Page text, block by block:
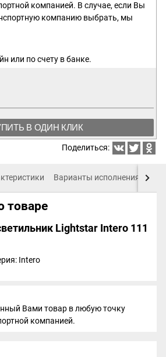
компанией. В случае, если Вы
компанию выбрать, мы
или по счету в банке.
В ОДИН КЛИК
Поделиться:
Варианты исполнения
товаре
Lightstar Intero 111
Intero
Вами товар в любую точку
компанией.